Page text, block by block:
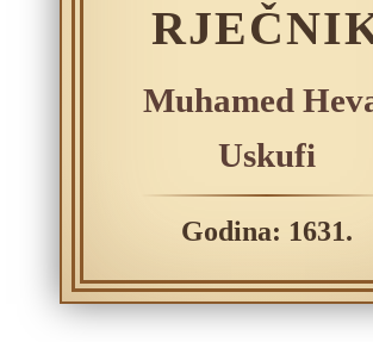
Muhamed
Uskufi
Godina: 1631.